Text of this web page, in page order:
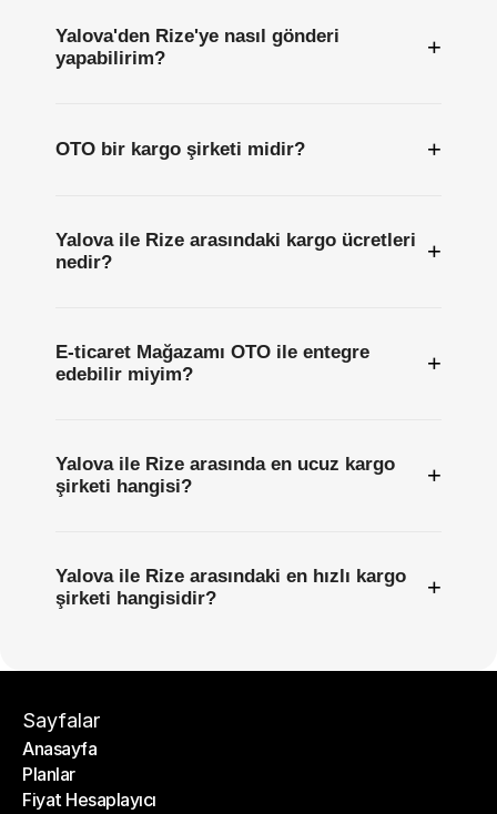
Yalova'den Rize'ye nasıl gönderi
yapabilirim?
+
OTO bir kargo şirketi midir? +
Yalova ile Rize arasındaki kargo ücretleri
nedir?
+
E-ticaret Mağazamı OTO ile entegre
edebilir miyim?
+
Yalova ile Rize arasında en ucuz kargo
şirketi hangisi?
+
Yalova ile Rize arasındaki en hızlı kargo
şirketi hangisidir?
+
Sayfalar
Anasayfa
Anasayfa
Planlar
Planlar
Fiyat Hesaplayıcı